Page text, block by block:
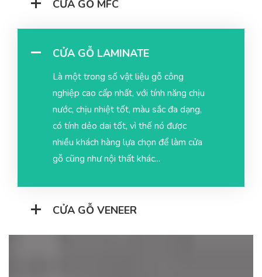
CỬA GỖ MFC
CỬA GỖ LAMINATE
Là một trong số vật liệu gỗ công
nghiệp cao cấp nhất, với tính năng chịu
nước, chịu nhiệt tốt, màu sắc đa dạng,
có tính dẻo dai tốt, vì thế nó được
nhiều khách hàng lựa chọn để làm cửa
gỗ cũng như nội thất khác...
CỬA GỖ VENEER